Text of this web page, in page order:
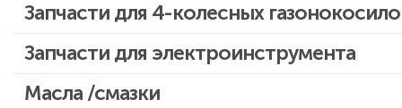
Запчасти для 4-колесных
Запчасти для электроинструмента
Двигатели, редукторы для шуруповертов
Масла /смазки